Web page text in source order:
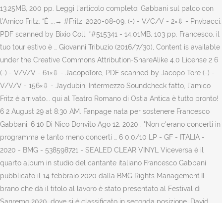
13.25MB, 200 pp. Leggi l'articolo completo: Gabbani sul palco con
l’Amico Fritz: “È ...→ #Fritz; 2020-08-09. (-) - V/C/V - 2×⇩ - Pnvbacci,
PDF scanned by Bixio Coll. *#515341 - 14.01MB, 103 pp. Francesco, il
tuo tour estivo è … Giovanni Tribuzio (2016/7/30), Content is available
under the Creative Commons Attribution-ShareAlike 4.0 License 2 6
(-) - V/V/V - 61×⇩ - JacopoTore, PDF scanned by Jacopo Tore (-) -
V/V/V - 156×⇩ - Jaydubin, Intermezzo Soundcheck fatto, l’amico
Fritz è arrivato... qui al Teatro Romano di Ostia Antica è tutto pronto!
6 2 August 29 at 8:30 AM. Fanpage nata per sostenere Francesco
Gabbani. 6 10 Di Nico Donvito Ago 12, 2020 . "Non c'erano concerti in
programma e tanto meno concerti … 6 0.0/10 LP - GF - ITALIA -
2020 - BMG - 538598721 - SEALED CLEAR VINYL Viceversa è il
quarto album in studio del cantante italiano Francesco Gabbani
pubblicato il 14 febbraio 2020 dalla BMG Rights Management.Il
brano che dà il titolo al lavoro è stato presentato al Festival di